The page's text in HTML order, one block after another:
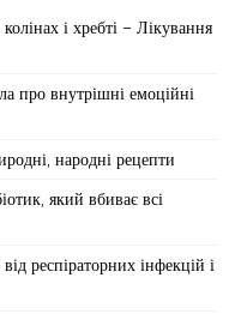
і хребті – Лікування
про внутрішні емоційні
народні рецепти
який вбиває всі
респіраторних інфекцій і